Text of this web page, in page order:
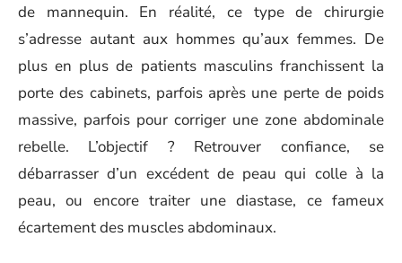
de mannequin. En réalité, ce type de chirurgie
s’adresse autant aux hommes qu’aux femmes. De
plus en plus de patients masculins franchissent la
porte des cabinets, parfois après une perte de poids
massive, parfois pour corriger une zone abdominale
rebelle. L’objectif ? Retrouver confiance, se
débarrasser d’un excédent de peau qui colle à la
peau, ou encore traiter une diastase, ce fameux
écartement des muscles abdominaux.